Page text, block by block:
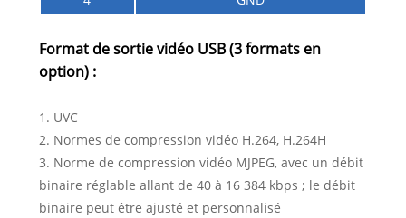
Format de sortie vidéo USB (3 formats en
option) :
1. UVC
2. Normes de compression vidéo H.264, H.264H
3. Norme de compression vidéo MJPEG, avec un débit
binaire réglable allant de 40 à 16 384 kbps ; le débit
binaire peut être ajusté et personnalisé